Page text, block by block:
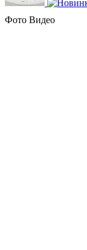
Фото Видео